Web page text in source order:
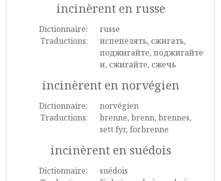
incinèrent en russe
Dictionnaire:
russe
Traductions:
испепелять, сжигать,
поджигайте, поджигайте
и, сжигайте, сжечь
incinèrent en norvégien
Dictionnaire:
norvégien
Traductions:
brenne, brenn, brennes,
sett fyr, forbrenne
incinèrent en suédois
Dictionnaire:
suédois